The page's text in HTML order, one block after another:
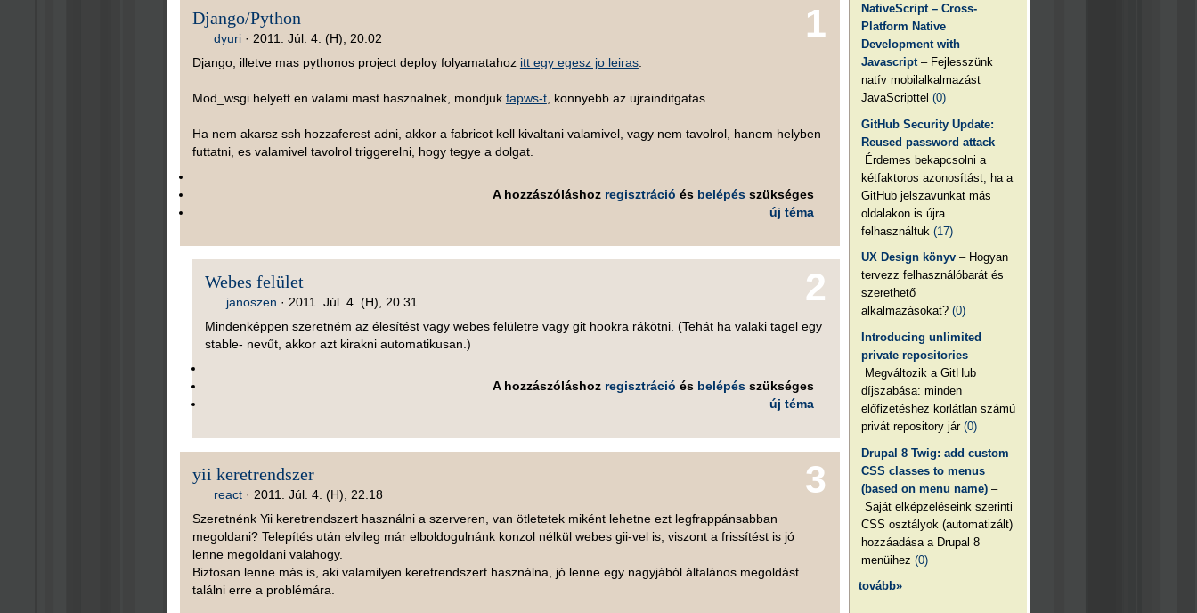
1
Django/Python
dyuri· 2011. Júl. 4. (H), 20.02
Django, illetve mas pythonos project deploy folyamatahoz itt egy egesz jo leiras.
Mod_wsgi helyett en valami mast hasznalnek, mondjuk fapws-t, konnyebb az ujrainditgatas.
Ha nem akarsz ssh hozzaferest adni, akkor a fabricot kell kivaltani valamivel, vagy nem tavolrol, hanem helyben
futtatni, es valamivel tavolrol triggerelni, hogy tegye a dolgat.
A hozzászóláshoz regisztráció és belépésszükséges
új téma
2
Webes felület
janoszen · 2011. Júl. 4. (H), 20.31
Mindenképpen szeretném az élesítést vagy webes felületre vagy git hookra rákötni. (Tehát ha valaki tagel egy
stable- nevűt, akkor azt kirakni automatikusan.)
A hozzászóláshoz regisztráció és belépésszükséges
új téma
3
yii keretrendszer
react· 2011. Júl. 4. (H), 22.18
Szeretnénk Yii keretrendszert használni a szerveren, van ötletetek miként lehetne ezt legfrappánsabban
megoldani? Telepítés után elvileg már elboldogulnánk konzol nélkül webes gii-vel is, viszont a frissítést is jó
lenne megoldani valahogy.
Biztosan lenne más is, aki valamilyen keretrendszert használna, jó lenne egy nagyjából általános megoldást
találni erre a problémára.
NativeScript – Cross-
Platform Native
Development with
Javascript – Fejlesszünk
natív mobilalkalmazást
JavaScripttel(0)
GitHub Security Update:
Reused password attack –
Érdemes bekapcsolni a
kétfaktoros azonosítást, ha a
GitHub jelszavunkat más
oldalakon is újra
felhasználtuk(17)
UX Design könyv – Hogyan
tervezz felhasználóbarát és
szerethető
alkalmazásokat?(0)
Introducing unlimited
private repositories –
Megváltozik a GitHub
díjszabása: minden
előfizetéshez korlátlan számú
privát repository jár(0)
Drupal 8 Twig: add custom
CSS classes to menus
(based on menu name) –
Saját elképzeléseink szerinti
CSS osztályok (automatizált)
hozzáadása a Drupal 8
menüihez(0)
tovább»